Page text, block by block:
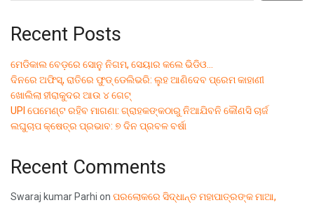
Recent Posts
ମେଡିକାଲ ବେଡ଼ରେ ସୋନୁ ନିଗମ, ସେୟାର କଲେ ଭିଡିଓ…
ଦିନରେ ଅଫିସ୍, ରାତିରେ ଫୁଡ୍ ଡେଲିଭରି: ଲୁହ ଆଣିଦେବ ପ୍ରେମ କାହାଣୀ
ଖୋଲିଲା ହୀରାକୁଦର ଆଉ ୪ ଗେଟ୍
UPI ପେମେଣ୍ଟ ରହିବ ମାଗଣା: ଗ୍ରାହକଙ୍କଠାରୁ ନିଆଯିବନି କୌଣସି ଚାର୍ଜ
ଲଘୁଚାପ କ୍ଷେତ୍ର ପ୍ରଭାବ: ୭ ଦିନ ପ୍ରବଳ ବର୍ଷା
Recent Comments
Swaraj kumar Parhi on ପରଲୋକରେ ସିଦ୍ଧାନ୍ତ ମହାପାତ୍ରଙ୍କ ମାଆ,